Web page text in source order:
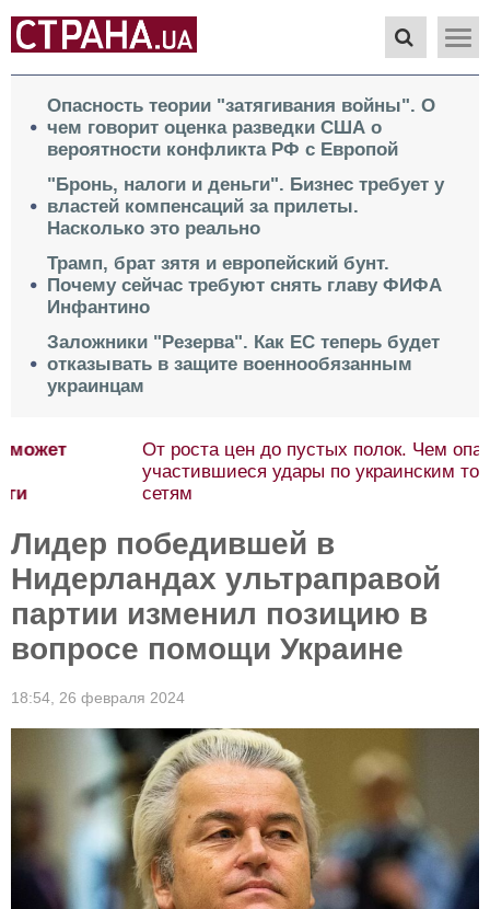
Опасность теории "затягивания войны". О
чем говорит оценка разведки США о
вероятности конфликта РФ с Европой
"Бронь, налоги и деньги". Бизнес требует у
властей компенсаций за прилеты.
Насколько это реально
Трамп, брат зятя и европейский бунт.
Почему сейчас требуют снять главу ФИФА
Инфантино
Заложники "Резерва". Как ЕС теперь будет
отказывать в защите военнообязанным
украинцам
От роста цен до пустых полок. Чем опасны
участившиеся удары по украинским торговым
Лидер победившей в
Нидерландах ультраправой
партии изменил позицию в
вопросе помощи Украине
18:54, 26 февраля 2024